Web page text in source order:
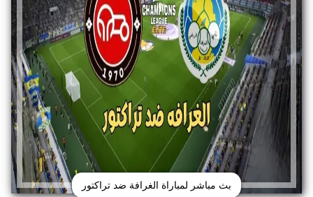
بث مباشر لمباراة الغرافة ضد تراكتور